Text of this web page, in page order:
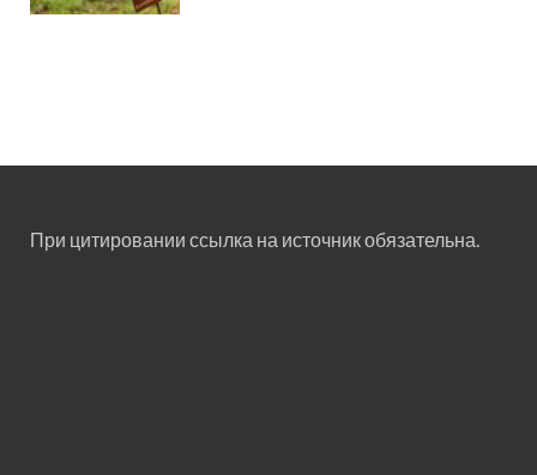
При цитировании ссылка на источник обязательна.